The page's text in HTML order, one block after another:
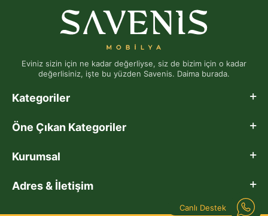
Canlı Destek
Eviniz sizin için ne kadar değerliyse, siz de bizim için o kadar
değerlisiniz, işte bu yüzden Savenis. Daima burada.
Kategoriler
Öne Çıkan Kategoriler
Kurumsal
Adres & İletişim